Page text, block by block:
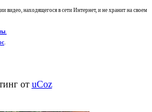
видео, находящегося в сети Интернет, и не хранит на своем
.
.
от uCoz